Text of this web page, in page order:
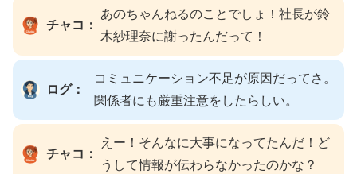
チャコ：
あのちゃんねるのことでしょ！社長が鈴
木紗理奈に謝ったんだって！
ログ：
コミュニケーション不足が原因だってさ。
関係者にも厳重注意をしたらしい。
チャコ：
えー！そんなに大事になってたんだ！ど
うして情報が伝わらなかったのかな？